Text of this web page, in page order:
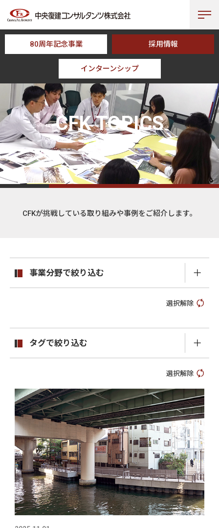
80周年記念事業 採用情報
インターンシップ
CFK TOPICS
トピックス
CFKが挑戦している取り組みや事例をご紹介します。
事業分野で絞り込む
選択解除
タグで絞り込む
選択解除